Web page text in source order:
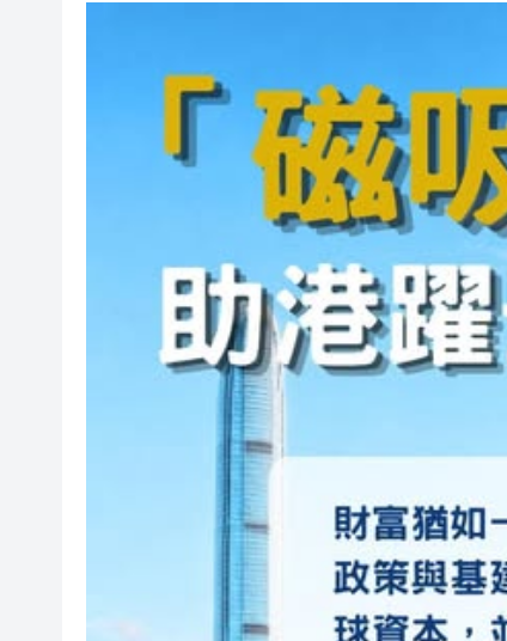
【商報評論】福州行 讀
「關鍵變量」？
泰國國家旅遊局：高度重視
有片丨90場諮詢會廣納民
警方破獲新界北村屋爆竊集